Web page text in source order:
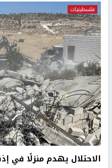
فلسطينيات
الاحتلال يهدم منزلًا في